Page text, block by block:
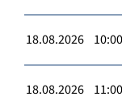
18.08.2026
18.08.2026